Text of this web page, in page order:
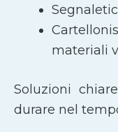
materiali
Soluzioni
durare nel